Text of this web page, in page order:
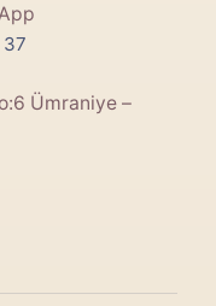
37
Ümraniye –